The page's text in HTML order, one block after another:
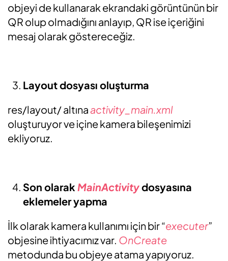
objeyi de kullanarak ekrandaki görüntünün bir
QR olup olmadığını anlayıp, QR ise içeriğini
mesaj olarak göstereceğiz.
Layout dosyası oluşturma
res/layout/ altınaactivity_main.xml
oluşturuyor ve içine kamera bileşenimizi
ekliyoruz.
Son olarak MainActivitydosyasına
eklemeler yapma
İlk olarak kamera kullanımı için bir “executer”
objesine ihtiyacımız var. OnCreate
metodunda bu objeye atama yapıyoruz.